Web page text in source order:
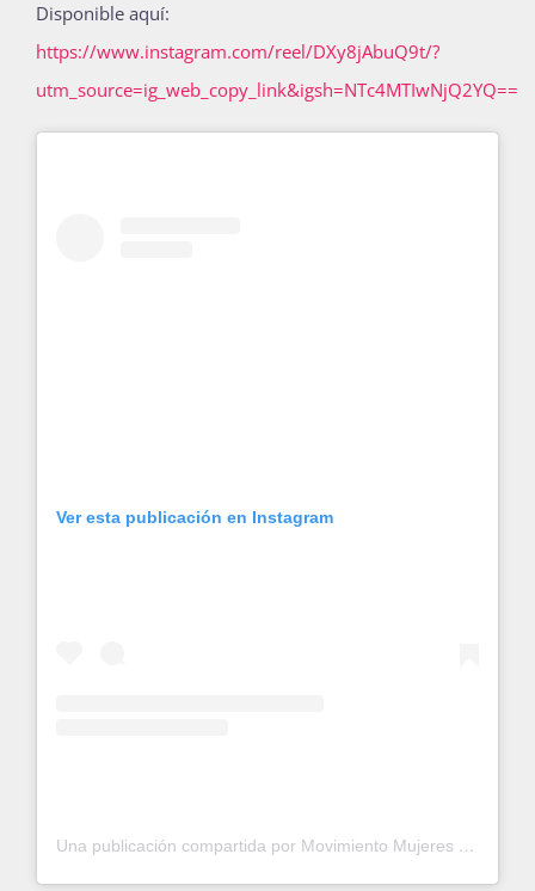
Disponible aquí:
https://www.instagram.com/reel/DXy8jAbuQ9t/?
utm_source=ig_web_copy_link&igsh=NTc4MTIwNjQ2YQ==
Ver esta publicación en Instagram
Una publicación compartida por Movimiento Mujeres Kurdistan en Abya Yala (@mujereskurdistanabyayala)